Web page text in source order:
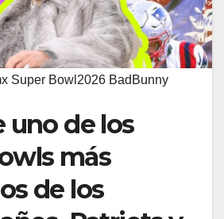
Super Bowl2026 BadBunny
uno de los
más
de los